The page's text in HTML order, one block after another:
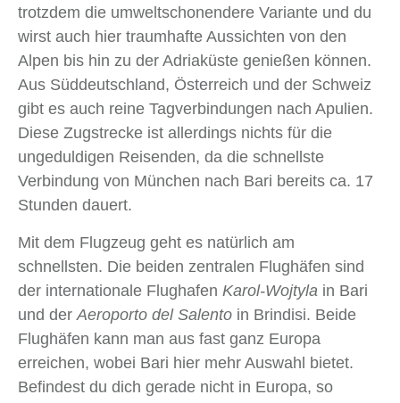
trotzdem die umweltschonendere Variante und du
wirst auch hier traumhafte Aussichten von den
Alpen bis hin zu der Adriaküste genießen können.
Aus Süddeutschland, Österreich und der Schweiz
gibt es auch reine Tagverbindungen nach Apulien.
Diese Zugstrecke ist allerdings nichts für die
ungeduldigen Reisenden, da die schnellste
Verbindung von München nach Bari bereits ca. 17
Stunden dauert.
Mit dem Flugzeug geht es natürlich am
schnellsten. Die beiden zentralen Flughäfen sind
der internationale Flughafen Karol-Wojtyla in Bari
und derAeroporto del Salento in Brindisi. Beide
Flughäfen kann man aus fast ganz Europa
erreichen, wobei Bari hier mehr Auswahl bietet.
Befindest du dich gerade nicht in Europa, so